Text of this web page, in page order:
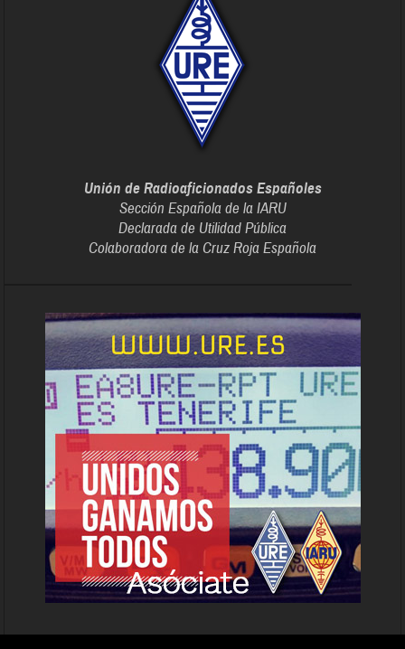
Unión de Radioaficionados Españoles
Sección Española de la IARU
Declarada de Utilidad Pública
Colaboradora de la Cruz Roja Española